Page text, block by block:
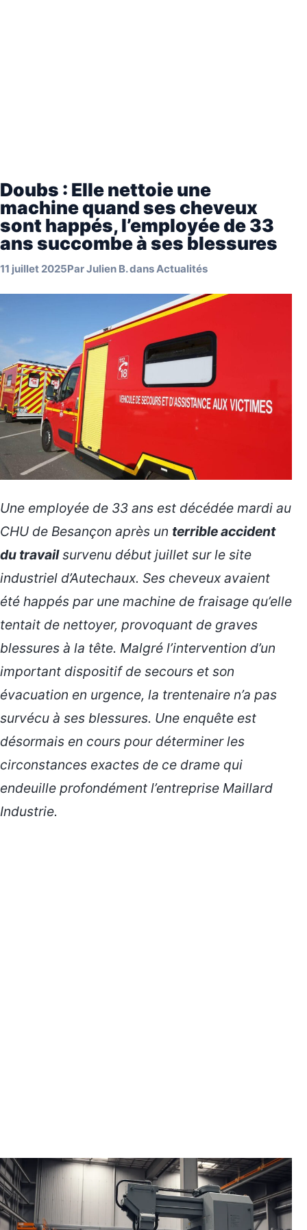
Doubs : Elle nettoie une
machine quand ses cheveux
sont happés, l’employée de 33
ans succombe à ses blessures
11 juillet 2025ParJulien B.dansActualités
Une employée de 33 ans est décédée mardi au
CHU de Besançon après un terrible accident
du travailsurvenu début juillet sur le site
industriel d’Autechaux. Ses cheveux avaient
été happés par une machine de fraisage qu’elle
tentait de nettoyer, provoquant de graves
blessures à la tête. Malgré l’intervention d’un
important dispositif de secours et son
évacuation en urgence, la trentenaire n’a pas
survécu à ses blessures. Une enquête est
désormais en cours pour déterminer les
circonstances exactes de ce drame qui
endeuille profondément l’entreprise Maillard
Industrie.